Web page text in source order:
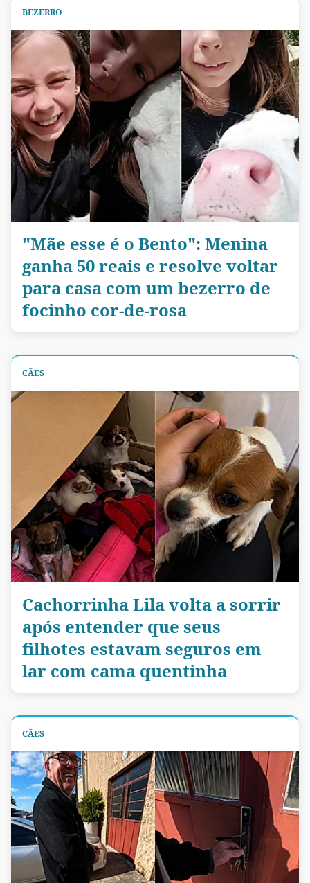
BEZERRO
"Mãe esse é o Bento": Menina
ganha 50 reais e resolve voltar
para casa com um bezerro de
focinho cor-de-rosa
CÃES
Cachorrinha Lila volta a sorrir
após entender que seus
filhotes estavam seguros em
lar com cama quentinha
CÃES